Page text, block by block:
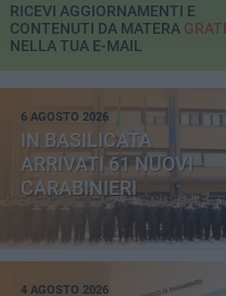
RICEVI AGGIORNAMENTI E
CONTENUTI DA MATERA
NELLA TUA E-MAIL
6 AGOSTO 2026
IN BASILICATA
ARRIVATI 61 NUOVI
CARABINIERI
4 AGOSTO 2026